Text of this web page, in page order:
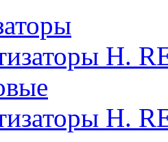
H.
H.